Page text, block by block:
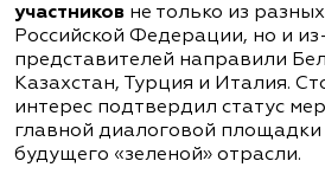
участников не только из
Российской Федерации, но и
представителей направили
Казахстан, Турция и Италия.
интерес подтвердил статус
главной диалоговой
будущего «зеленой» отрасли.